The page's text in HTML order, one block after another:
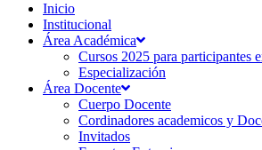
Inicio
Institucional
Área Académica
Cursos 2025 para participantes
Especialización
Área Docente
Cuerpo Docente
Cordinadores academicos y
Invitados